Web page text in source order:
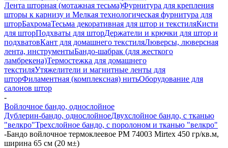
Лента шторная (мотажная тесьма)Фурнитура для крепления
шторы к карнизу и Мелкая технологическая фурнитура для
шторБахромаТесьма декоративная для штор и текстиляКисти
для шторПодхваты для шторДержатели и крючки для штор и
подхватовКант для домашнего текстиляЛюверсы, люверсная
лента, инструментыБандо-шабрак (для жесткого
ламбрекена)Термостежка для домашнего
текстиляУтяжелители и магнитные ленты для
шторФиламентная (комплексная) нитьОборудование для
салонов штор
-
Войлочное бандо, однослойное
Дублерин-бандо, однослойноеДвухслойное бандо, с тканью
"велкро"Трехслойное бандо, с поролоном и тканью "велкро"
-Бандо войлочное термоклеевое PM 74003 Mirtex 450 гр/кв.м,
ширина 65 см (20 м±)